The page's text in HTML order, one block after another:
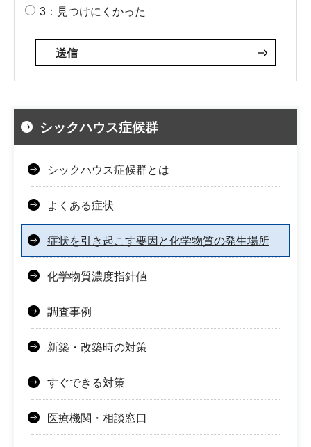
3：見つけにくかった
シックハウス症候群
シックハウス症候群とは
よくある症状
症状を引き起こす要因と化学物質の発生場所
化学物質濃度指針値
調査事例
新築・改築時の対策
すぐできる対策
医療機関・相談窓口